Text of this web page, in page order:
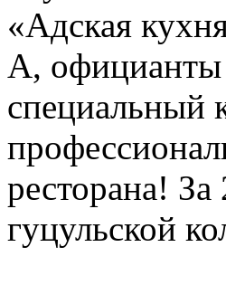
«Адская
А, официанты
специальный
ресторана!
гуцульской